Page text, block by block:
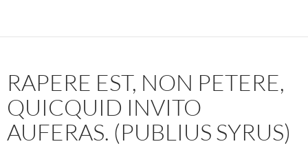
RAPERE EST, NON PETERE,
QUICQUID INVITO
AUFERAS. (PUBLIUS SYRUS)